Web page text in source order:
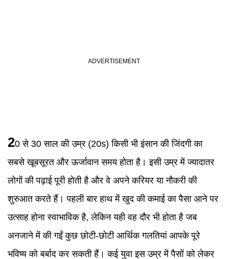
20 से 30 साल की उम्र (20s) किसी भी इंसान की जिंदगी का
सबसे खूबसूरत और ऊर्जावान समय होता है। इसी उम्र में ज्यादातर
लोगों की पढ़ाई पूरी होती है और वे अपने करियर या नौकरी की
शुरुआत करते हैं। पहली बार हाथ में खुद की कमाई का पैसा आने पर
उत्साह होना स्वाभाविक है, लेकिन यही वह दौर भी होता है जब
अनजाने में की गईं कुछ छोटी-छोटी आर्थिक गलतियां आपके पूरे
भविष्य को बर्बाद कर सकती हैं। कई युवा इस उम्र में पैसों को लेकर